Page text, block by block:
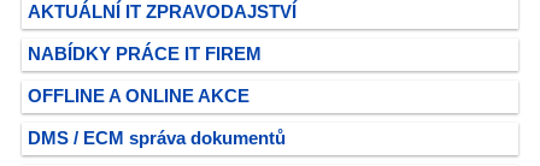
AKTUÁLNÍ IT ZPRAVODAJSTVÍ
NABÍDKY PRÁCE IT FIREM
OFFLINE A ONLINE AKCE
DMS / ECM správa dokumentů